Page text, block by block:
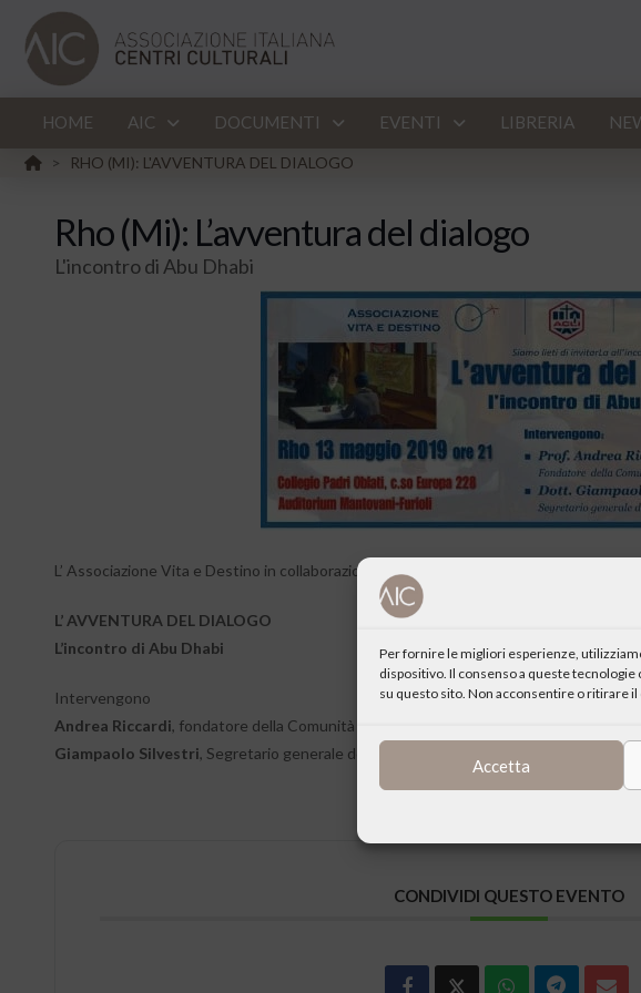
Per fornire le migliori esperienze,
dispositivo. Il consenso a queste
su questo sito. Non acconsentire o ritirare
Accetta
HOME AIC DOCUMENTI EVENTI LIBRERIA
HOME
> RHO (MI): L'AVVENTURA DEL DIALOGO
Rho (Mi): L’avventura del dialogo
L'incontro di Abu Dhabi
L’ Associazione Vita e Destino in collaborazione con Acli e con Rho Lab invita
L’ AVVENTURA DEL DIALOGO
L’incontro di Abu Dhabi
Intervengono
Andrea Riccardi, fondatore della Comunità di Sant’Egidio
Giampaolo Silvestri, Segretario generale dell Fondazione Avsi
CONDIVIDI QUESTO EVENTO